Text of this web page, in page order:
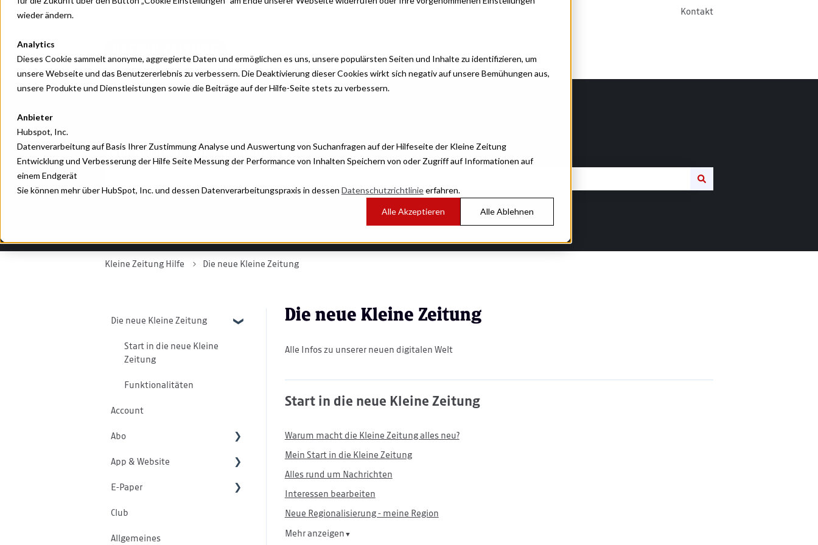
wieder ändern.
Analytics
Dieses Cookie sammelt anonyme, aggregierte Daten und ermöglichen es uns, unsere populärsten Seiten und Inhalte zu identifizieren, um
unsere Webseite und das Benutzererlebnis zu verbessern. Die Deaktivierung dieser Cookies wirkt sich negativ auf unsere Bemühungen aus,
unsere Produkte und Dienstleistungen sowie die Beiträge auf der Hilfe-Seite stets zu verbessern.
Anbieter
Hubspot, Inc.
Datenverarbeitung auf Basis Ihrer Zustimmung Analyse und Auswertung von Suchanfragen auf der Hilfeseite der Kleine Zeitung
Entwicklung und Verbesserung der Hilfe Seite Messung der Performance von Inhalten Speichern von oder Zugriff auf Informationen auf
einem Endgerät
Sie können mehr über HubSpot, Inc. und dessen Datenverarbeitungspraxis in dessen Datenschutzrichtlinieerfahren.
Alle Akzeptieren Alle Ablehnen
Kontakt
Wie können wir Ihnen helfen?
Es gibt keine Vorschläge, da das Suchfeld leer ist.
Kleine Zeitung Hilfe Die neue Kleine Zeitung
Die neue Kleine Zeitung
Alle Infos zu unserer neuen digitalen Welt
Start in die neue Kleine Zeitung
Warum macht die Kleine Zeitung alles neu?
Mein Start in die Kleine Zeitung
Alles rund um Nachrichten
Interessen bearbeiten
Neue Regionalisierung - meine Region
Mehr anzeigen ▼
Die neue Kleine Zeitung
Start in die neue Kleine
Zeitung
Funktionalitäten
Account
Abo
Abo
Zahlung
Aboservice
App & Website
App
Website
Kommentare
E-Paper
E-Paper Allgemein
E-Paper Web
Club
Allgemeines